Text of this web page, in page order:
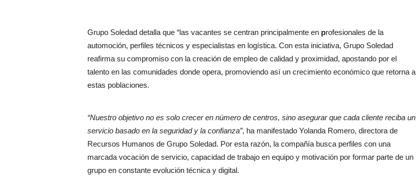
Grupo Soledad detalla que “las vacantes se centran principalmente en profesionales de la
automoción, perfiles técnicos y especialistas en logística. Con esta iniciativa, Grupo Soledad
reafirma su compromiso con la creación de empleo de calidad y proximidad, apostando por el
talento en las comunidades donde opera, promoviendo así un crecimiento económico que retorna a
estas poblaciones.
“Nuestro objetivo no es solo crecer en número de centros, sino asegurar que cada cliente reciba un
servicio basado en la seguridad y la confianza”, ha manifestado Yolanda Romero, directora de
Recursos Humanos de Grupo Soledad. Por esta razón, la compañía busca perfiles con una
marcada vocación de servicio, capacidad de trabajo en equipo y motivación por formar parte de un
grupo en constante evolución técnica y digital.